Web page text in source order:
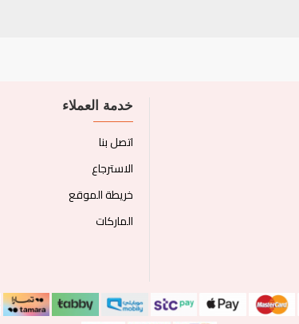
خدمة العملاء
اتصل بنا
الاسترجاع
خريطة الموقع
الماركات